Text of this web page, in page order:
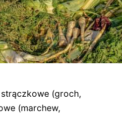
strączkowe (groch,
(marchew,